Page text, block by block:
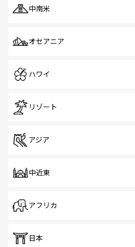
中南米
オセアニア
ハワイ
リゾート
アジア
中近東
アフリカ
日本